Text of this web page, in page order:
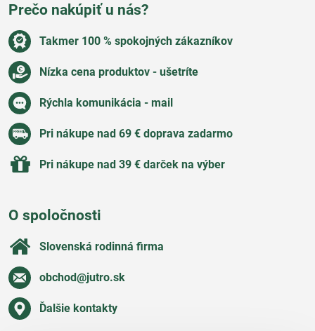
Prečo nakúpiť u nás?
Takmer 100 % spokojných zákazníkov
Nízka cena produktov - ušetríte
Rýchla komunikácia - mail
Pri nákupe nad 69 € doprava zadarmo
Pri nákupe nad 39 € darček na výber
O spoločnosti
Slovenská rodinná firma
obchod​@jutro​.sk
Ďalšie kontakty